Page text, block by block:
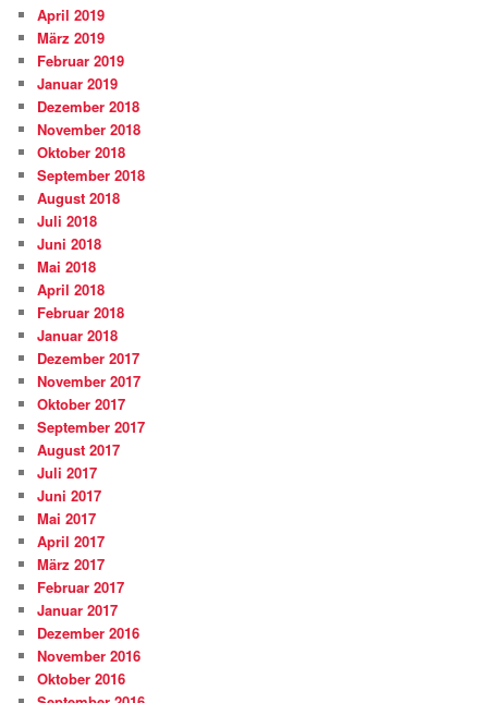
April 2019
März 2019
Februar 2019
Januar 2019
Dezember 2018
November 2018
Oktober 2018
September 2018
August 2018
Juli 2018
Juni 2018
Mai 2018
April 2018
Februar 2018
Januar 2018
Dezember 2017
November 2017
Oktober 2017
September 2017
August 2017
Juli 2017
Juni 2017
Mai 2017
April 2017
März 2017
Februar 2017
Januar 2017
Dezember 2016
November 2016
Oktober 2016